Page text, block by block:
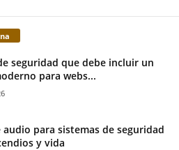
seguridad que debe incluir un
para webs...
audio para sistemas de seguridad
y vida